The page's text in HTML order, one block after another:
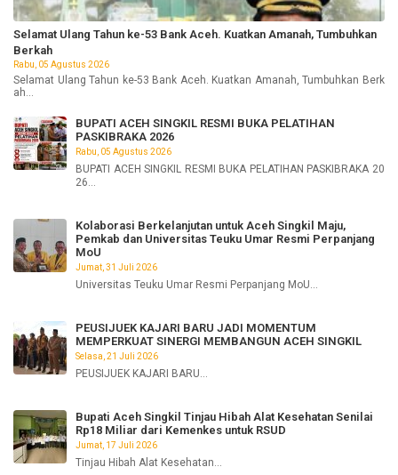
Selamat Ulang Tahun ke-53 Bank Aceh. Kuatkan Amanah, Tumbuhkan
Berkah
Rabu, 05 Agustus 2026
Selamat Ulang Tahun ke-53 Bank Aceh. Kuatkan Amanah, Tumbuhkan Berk
ah...
BUPATI ACEH SINGKIL RESMI BUKA PELATIHAN
PASKIBRAKA 2026
Rabu, 05 Agustus 2026
BUPATI ACEH SINGKIL RESMI BUKA PELATIHAN PASKIBRAKA 20
26...
Kolaborasi Berkelanjutan untuk Aceh Singkil Maju,
Pemkab dan Universitas Teuku Umar Resmi Perpanjang
MoU
Jumat, 31 Juli 2026
Universitas Teuku Umar Resmi Perpanjang MoU...
PEUSIJUEK KAJARI BARU JADI MOMENTUM
MEMPERKUAT SINERGI MEMBANGUN ACEH SINGKIL
Selasa, 21 Juli 2026
PEUSIJUEK KAJARI BARU...
Bupati Aceh Singkil Tinjau Hibah Alat Kesehatan Senilai
Rp18 Miliar dari Kemenkes untuk RSUD
Jumat, 17 Juli 2026
Tinjau Hibah Alat Kesehatan...